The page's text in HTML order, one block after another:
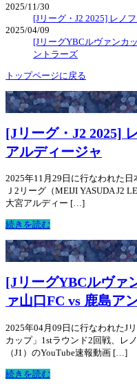
2025/11/30
[Jリーグ・J2 2025] レノ
2025/04/09
[JリーグYBCルヴァンカ
ントラーズ
トップページに戻る
[Jリーグ・J2 2025]
アルディージャ
2025年11月29日に行なわれた
Ｊ2リーグ（MEIJI YASUDA J2
大宮アルディー […]
続きを読む
[JリーグYBCルヴァ
ァ山口FC vs 鹿島ア
2025年04月09日に行なわれたJ
カップ」1stラウンド2回戦、レ
（J1）のYouTube速報動画 […]
続きを読む